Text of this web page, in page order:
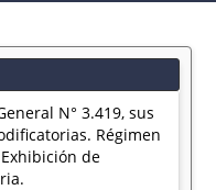
N° 3.419, sus
Régimen
de